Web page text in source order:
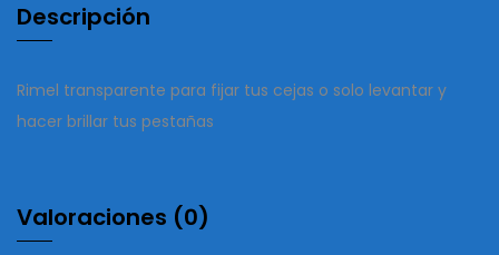
Descripción
Rimel transparente para fijar tus cejas o solo levantar y
hacer brillar tus pestañas
Valoraciones (0)